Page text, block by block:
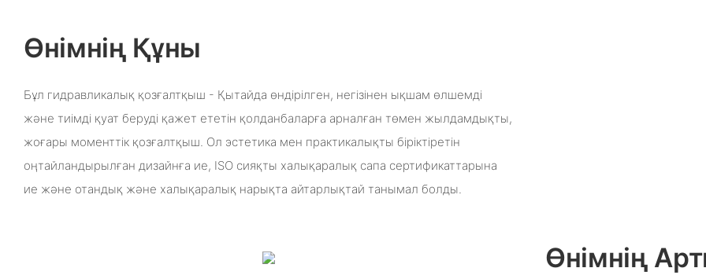
Өнімнің Құны
Бұл гидравликалық қозғалтқыш - Қытайда өндірілген, негізінен ықшам өлшемді
және тиімді қуат беруді қажет ететін қолданбаларға арналған төмен жылдамдықты,
жоғары моменттік қозғалтқыш. Ол эстетика мен практикалықты біріктіретін
оңтайландырылған дизайнға ие, ISO сияқты халықаралық сапа сертификаттарына
ие және отандық және халықаралық нарықта айтарлықтай танымал болды.
Өнімнің